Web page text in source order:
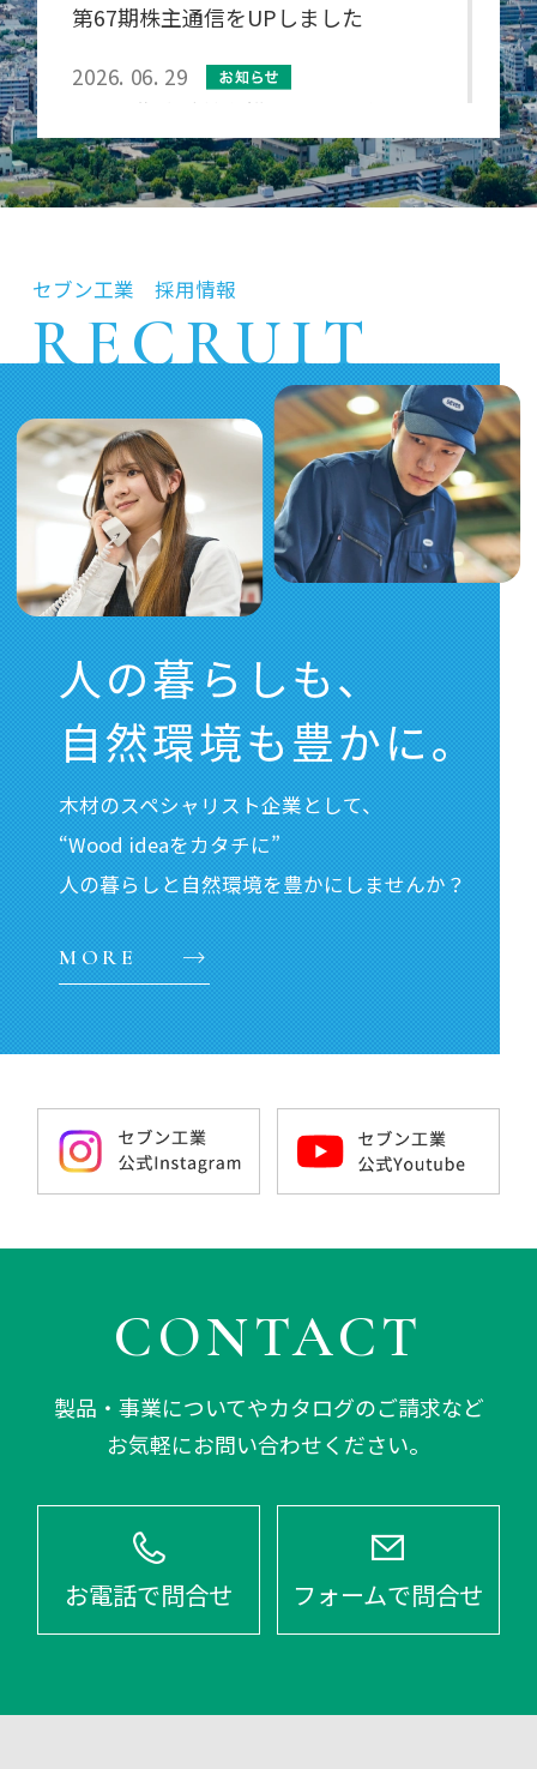
第67期株主通信をUPしました
2026. 06. 29
第６７期定時株主総会開催のご報告
2026. 06. 26
臨時報告書（2026年6月26日提出）
支配株主等に関する事項について
2026. 06. 19
2026. 06. 03
第６７期定時株主総会開催のご案内
2026. 05. 22
剰余金の配当に関するお知らせ
決算短信 参考資料
2026. 04. 30
決算短信
セブン工業 採用情報
RECRUIT
人の暮らしも、
自然環境も豊かに。
木材のスペシャリスト企業として、
“Wood ideaをカタチに”
人の暮らしと自然環境を豊かにしませんか？
MORE
CONTACT
製品・事業についてやカタログのご請求など
お気軽にお問い合わせください。
お電話で問合せ フォームで問合せ